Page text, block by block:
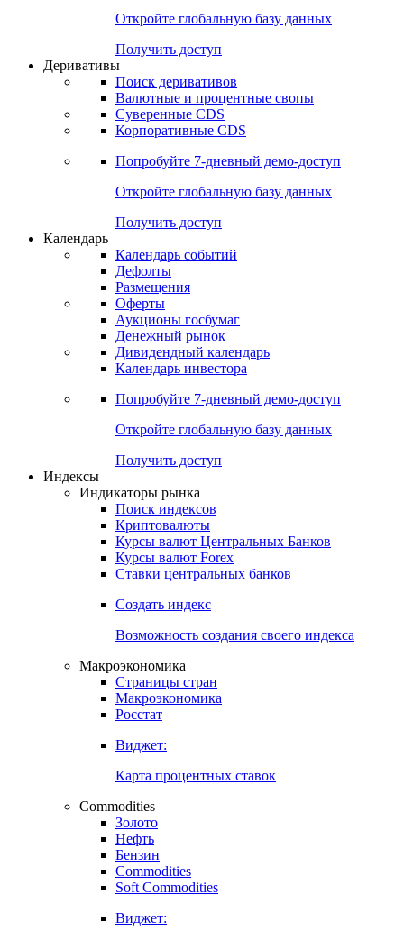
Откройте глобальную базу данных
Получить доступ
Деривативы
Поиск деривативов
Валютные и процентные свопы
Суверенные CDS
Корпоративные CDS
Попробуйте 7-дневный демо-доступ
Откройте глобальную базу данных
Получить доступ
Календарь
Календарь событий
Дефолты
Размещения
Оферты
Аукционы госбумаг
Денежный рынок
Дивидендный календарь
Календарь инвестора
Попробуйте 7-дневный демо-доступ
Откройте глобальную базу данных
Получить доступ
Индексы
Индикаторы рынка
Поиск индексов
Криптовалюты
Курсы валют Центральных Банков
Курсы валют Forex
Ставки центральных банков
Создать индекс
Возможность создания своего индекса
Макроэкономика
Страницы стран
Макроэкономика
Росстат
Виджет:
Карта процентных ставок
Commodities
Золото
Нефть
Бензин
Commodities
Soft Commodities
Виджет: